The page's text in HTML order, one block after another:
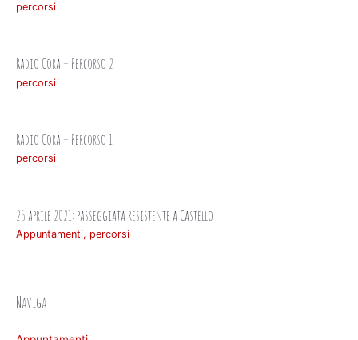
Naviga
percorsi
Radio Cora – Percorso 2
percorsi
Radio Cora – Percorso 1
percorsi
25 aprile 2021: passeggiata resistente a Castello
Appuntamenti, percorsi